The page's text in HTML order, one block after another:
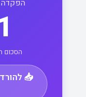
הפקדה
הסכום
📥